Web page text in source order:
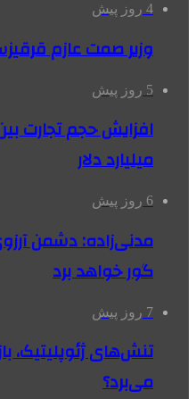
4 روز پیش
وزیر صمت عازم
5 روز پیش
میلیارد دلار
6 روز پیش
مدنی‌زاده: دشمن
گور خواهد برد
7 روز پیش
تنش‌های ژئوپلیتیک،
می‌برد؟